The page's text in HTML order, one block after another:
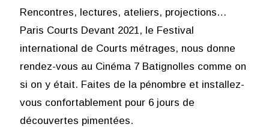
Rencontres, lectures, ateliers, projections…
Paris Courts Devant 2021, le Festival
international de Courts métrages, nous donne
rendez-vous au Cinéma 7 Batignolles comme on
si on y était. Faites de la pénombre et installez-
vous confortablement pour 6 jours de
découvertes pimentées.